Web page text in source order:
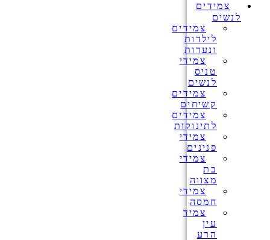
צמידים
לנשים
צמידים
לילדות
ונערות
צמידי
טניס
לנשים
צמידים
קשיחים
צמידים
לתינוקות
צמידי
פנינים
צמידי
בת
מצווה
צמידי
חמסה
צמיד
עין
הרע